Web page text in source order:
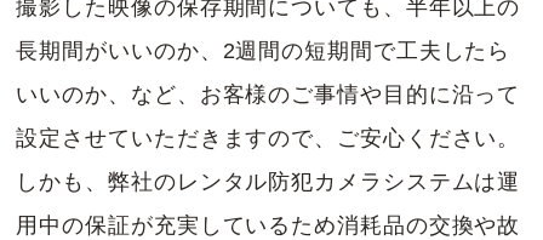
シリーズは、最大16台のネットワークカメラ
の映像と音声をハードディスクに記録すること
撮影した映像の保存期間についても、半年以上の
長期間がいいのか、2週間の短期間で工夫したら
いいのか、など、お客様のご事情や目的に沿って
設定させていただきますので、ご安心ください。
しかも、弊社のレンタル防犯カメラシステムは運
用中の保証が充実しているため消耗品の交換や故